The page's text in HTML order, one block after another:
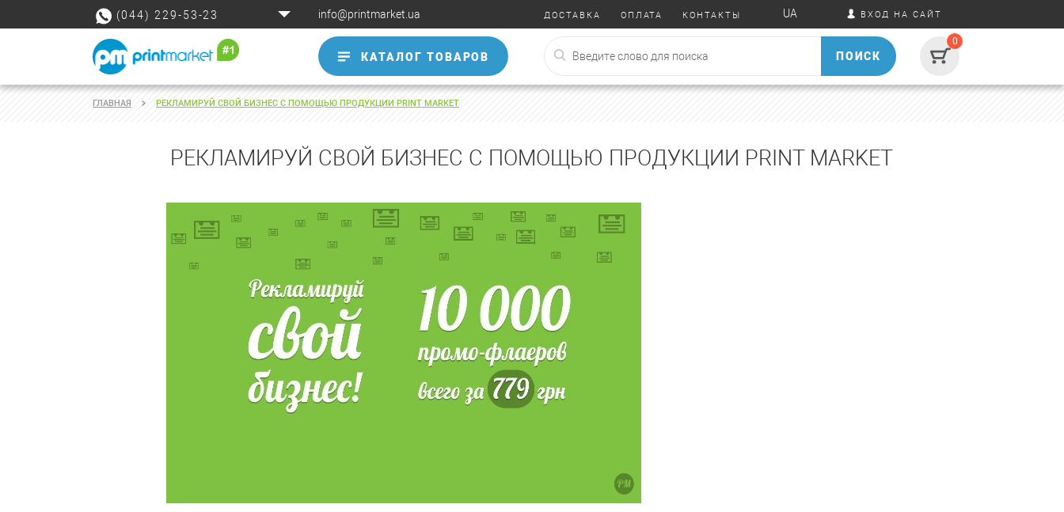
(044) 229-53-23 info@printmarket.ua ДОСТАВКА ОПЛАТА КОНТАКТЫ UA ВХОД НА САЙТ
КАТАЛОГ ТОВАРОВ ПОИСК
0
ГЛАВНАЯ РЕКЛАМИРУЙ СВОЙ БИЗНЕС С ПОМОЩЬЮ ПРОДУКЦИИ PRINT MARKET
РЕКЛАМИРУЙ СВОЙ БИЗНЕС С ПОМОЩЬЮ ПРОДУКЦИИ PRINT MARKET